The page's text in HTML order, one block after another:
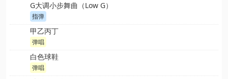
G大调小步舞曲（Low G）
指弹
甲乙丙丁
弹唱
白色球鞋
弹唱